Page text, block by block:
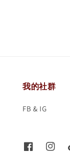
我的社群
FB & IG